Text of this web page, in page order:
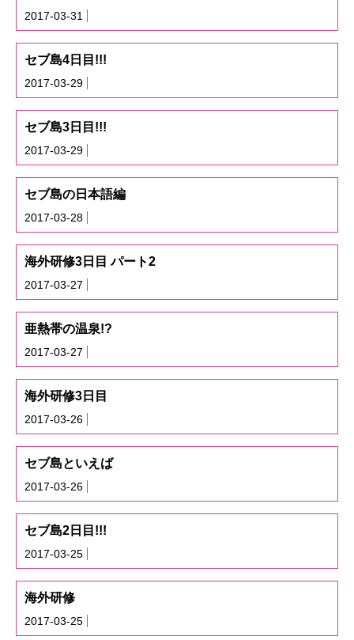
2017-03-31
セブ島4日目!!!
2017-03-29
セブ島3日目!!!
2017-03-29
セブ島の日本語編
2017-03-28
海外研修3日目 パート2
2017-03-27
亜熱帯の温泉!?
2017-03-27
海外研修3日目
2017-03-26
セブ島といえば
2017-03-26
セブ島2日目!!!
2017-03-25
海外研修
2017-03-25